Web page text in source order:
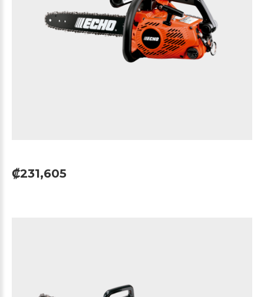
₡231,605